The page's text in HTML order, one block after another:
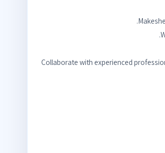
Collaborate with experienced